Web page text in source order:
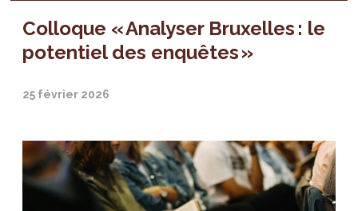
Colloque « Analyser Bruxelles : le
potentiel des enquêtes »
25 février 2026